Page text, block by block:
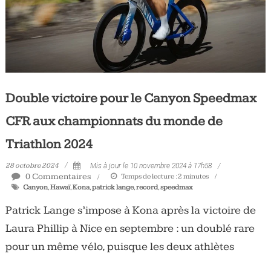
Double victoire pour le Canyon Speedmax
CFR aux championnats du monde de
Triathlon 2024
28 octobre 2024 Mis à jour le 10 novembre 2024 à 17h58
0 Commentaires Temps de lecture :2 minutes
Canyon,Hawaï,Kona,patrick lange,record,speedmax
Patrick Lange s’impose à Kona après la victoire de
Laura Phillip à Nice en septembre : un doublé rare
pour un même vélo, puisque les deux athlètes